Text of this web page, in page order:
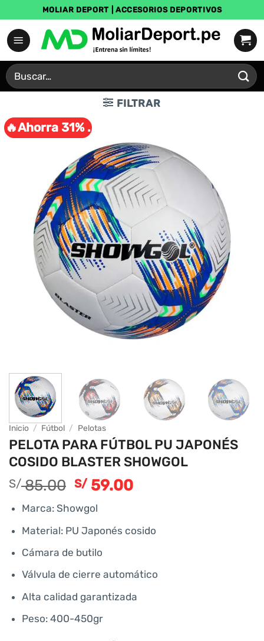
al
contenido
MOLIAR DEPORT | ACCESORIOS DEPORTIVOS
Buscar
por:
FILTRAR
🔥Ahorra 31% .
Inicio / Fútbol / Pelotas
PELOTA PARA FÚTBOL PU JAPONÉS
COSIDO BLASTER SHOWGOL
S/85.00 S/59.00
Marca: Showgol
Material: PU Japonés cosido
Cámara de butilo
Válvula de cierre automático
Alta calidad garantizada
Peso: 400-450gr